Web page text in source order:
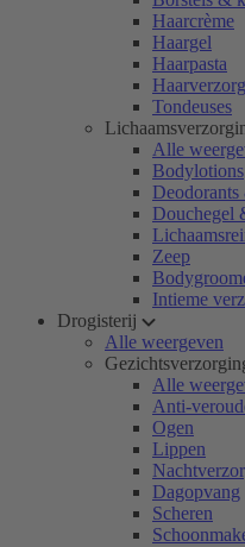
Haarcrème
Haargel
Haarpasta
Tondeuses
Alle
Bodylotions
Douchegel
Zeep
Intieme
Drogisterij
Alle weergeven
Alle
Anti-
Ogen
Lippen
Dagopvang
Scheren